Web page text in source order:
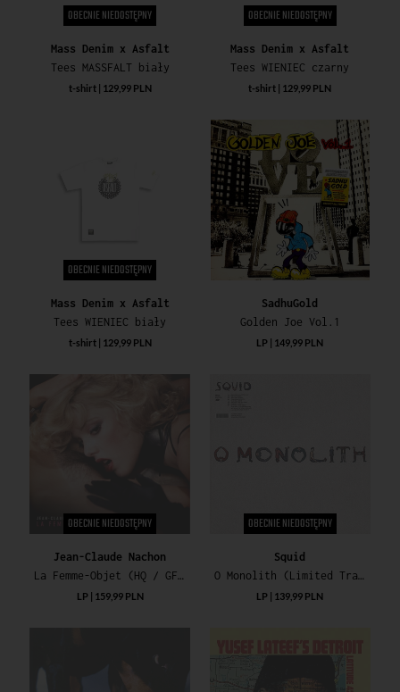
OBECNIE NIEDOSTĘPNY
Mass Denim x Asfalt
Tees MASSFALT biały
t-shirt | 129,99 PLN
OBECNIE NIEDOSTĘPNY
Mass Denim x Asfalt
Tees WIENIEC czarny
t-shirt | 129,99 PLN
OBECNIE NIEDOSTĘPNY
Mass Denim x Asfalt
Tees WIENIEC biały
t-shirt | 129,99 PLN
SadhuGold
Golden Joe Vol.1
LP | 149,99 PLN
OBECNIE NIEDOSTĘPNY
Jean-Claude Nachon
La Femme-Objet (HQ / GF / Poster / 32PG Book)
LP | 159,99 PLN
OBECNIE NIEDOSTĘPNY
Squid
O Monolith (Limited Transparent Blue Vinyl / Gatefold Cover)
LP | 139,99 PLN